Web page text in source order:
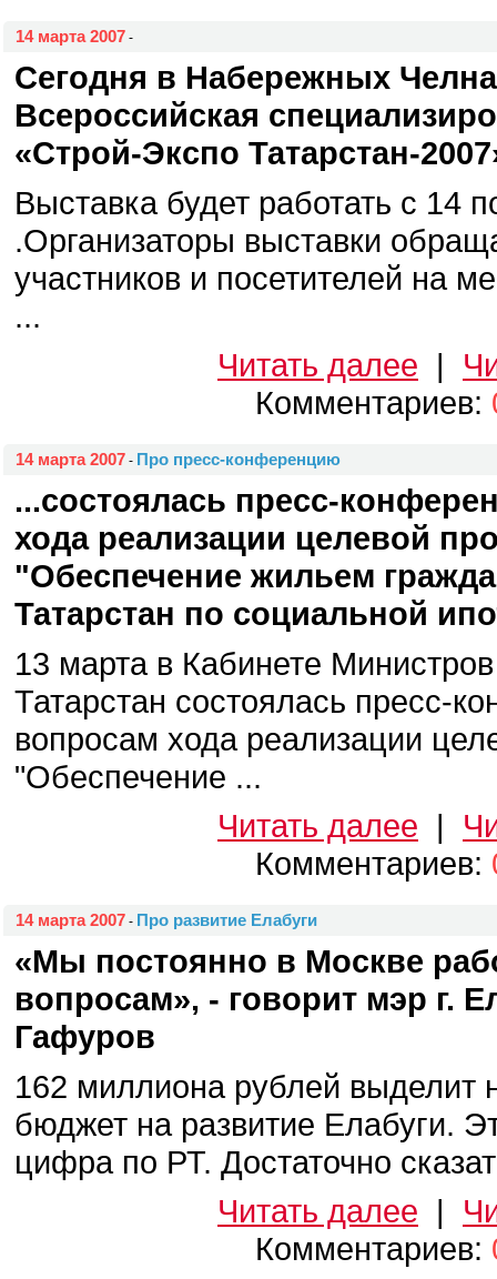
14 марта 2007 -
Сегодня в Набережных
Всероссийская
«Строй-Экспо Татарстан-
Выставка будет работать с 14
.Организаторы выставки
участников и посетителей на
...
Читать далее |
Комментариев:
14 марта 2007 - Про пресс-конференцию
...состоялась пресс-
хода реализации целевой
"Обеспечение жильем
Татарстан по социальной
13 марта в Кабинете
Татарстан состоялась пресс-
вопросам хода реализации
"Обеспечение ...
Читать далее |
Комментариев:
14 марта 2007 - Про развитие Елабуги
«Мы постоянно в Москве
вопросам», - говорит мэр г.
Гафуров
162 миллиона рублей
бюджет на развитие Елабуги.
цифра по РТ. Достаточно
Читать далее |
Комментариев: